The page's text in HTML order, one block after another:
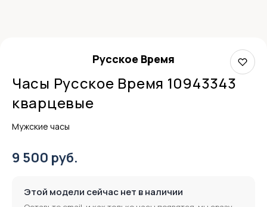
Русское Время
Часы Русское Время 10943343
кварцевые
Мужские часы
9 500 руб.
Этой модели сейчас нет в наличии